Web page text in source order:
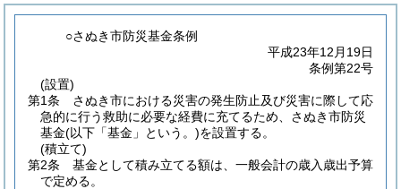
○さぬき市防災基金条例
平成23年12月19日
条例第22号
(設置)
第1条
さぬき市における災害の発生防止及び災害に際して応
急的に行う救助に必要な経費に充てるため、さぬき市防災
基金(以下「基金」という。)を設置する。
(積立て)
第2条
基金として積み立てる額は、一般会計の歳入歳出予算
で定める。